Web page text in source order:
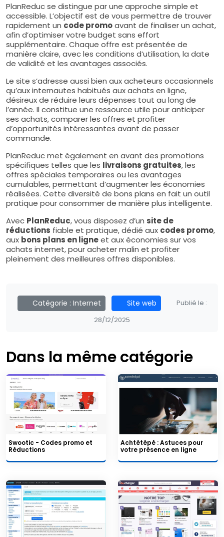
PlanReduc se distingue par une approche simple et
accessible. L’objectif est de vous permettre de trouver
rapidement un code promoavant de finaliser un achat,
afin d’optimiser votre budget sans effort
supplémentaire. Chaque offre est présentée de
manière claire, avec les conditions d’utilisation, la date
de validité et les avantages associés.
Le site s’adresse aussi bien aux acheteurs occasionnels
qu’aux internautes habitués aux achats en ligne,
désireux de réduire leurs dépenses tout au long de
l’année. Il constitue une ressource utile pour anticiper
ses achats, comparer les offres et profiter
d’opportunités intéressantes avant de passer
commande.
PlanReduc met également en avant des promotions
spécifiques telles que les livraisons gratuites, les
offres spéciales temporaires ou les avantages
cumulables, permettant d’augmenter les économies
réalisées. Cette diversité de bons plans en fait un outil
pratique pour consommer de manière plus intelligente.
Avec PlanReduc, vous disposez d’un site de
réductions fiable et pratique, dédié aux codes promo,
aux bons plans en ligneet aux économies sur vos
achats internet, pour acheter malin et profiter
pleinement des meilleures offres disponibles.
Catégorie : Internet Site web
Publié le :
28/12/2025
Dans la même catégorie
Swootic - Codes promo et
Réductions
Achtétépé : Astuces pour
votre présence en ligne